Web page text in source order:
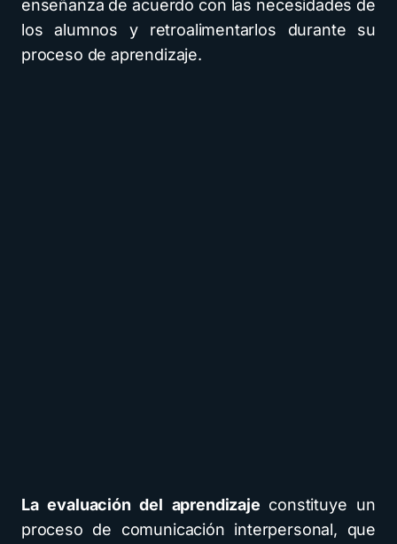
enseñanza de acuerdo con las necesidades de
los alumnos y retroalimentarlos durante su
proceso de aprendizaje.
La evaluación del aprendizaje constituye un
proceso de comunicación interpersonal, que